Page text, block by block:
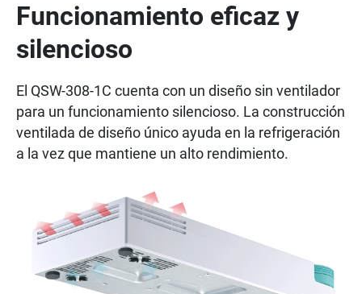
Funcionamiento eficaz y
silencioso
El QSW-308-1C cuenta con un diseño sin ventilador
para un funcionamiento silencioso. La construcción
ventilada de diseño único ayuda en la refrigeración
a la vez que mantiene un alto rendimiento.